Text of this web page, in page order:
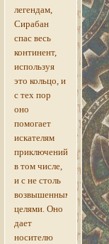
легендам,
Сирабан
спас весь
континент,
используя
это кольцо, и
с тех пор
оно
помогает
искателям
приключений,
в том числе,
и с не столь
возвышенными
целями. Оно
дает
носителю